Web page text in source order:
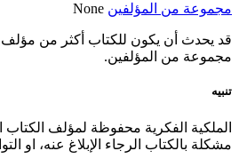
مجموعة من المؤلفين None
قد يحدث أن يكون للكتاب أكثر من
مجموعة من المؤلفين.
تنبيه
الملكية الفكرية محفوظة لمؤلف
مشكلة بالكتاب الرجاء الإبلاغ عنه، او